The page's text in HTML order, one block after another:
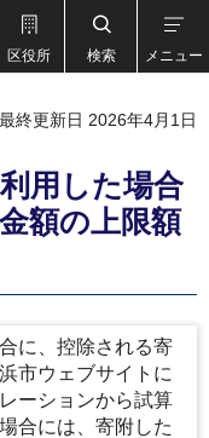
区役所 検索 メニュー
最終更新日 2026年4月1日
用した場合
額の上限額
に、控除される寄
市ウェブサイトに
ーションから試算
合には、寄附した